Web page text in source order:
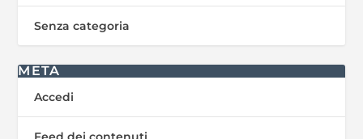
Senza categoria
META
Accedi